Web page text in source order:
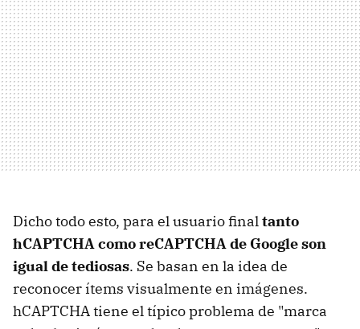
Dicho todo esto, para el usuario finaltanto
hCAPTCHA como reCAPTCHA de Google son
igual de tediosas. Se basan en la idea de
reconocer ítems visualmente en imágenes.
hCAPTCHA tiene el típico problema de "marca